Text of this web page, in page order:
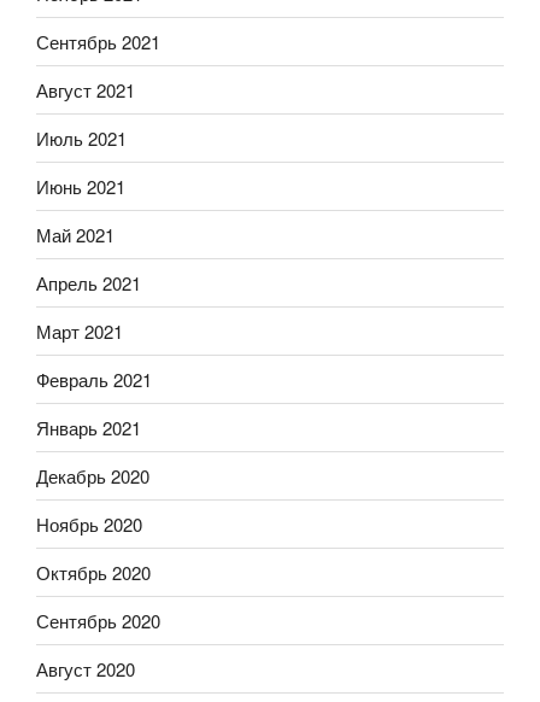
Сентябрь 2021
Август 2021
Июль 2021
Июнь 2021
Май 2021
Апрель 2021
Март 2021
Февраль 2021
Январь 2021
Декабрь 2020
Ноябрь 2020
Октябрь 2020
Сентябрь 2020
Август 2020